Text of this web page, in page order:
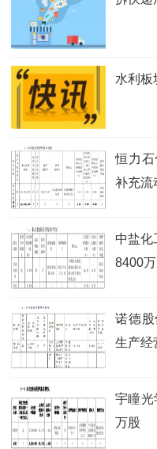
水利板
恒力
补充流
中盐化
8400
诺德
生产经
宇瞳光
万股